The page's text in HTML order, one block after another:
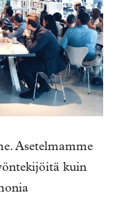
Asetelmamme
kuin